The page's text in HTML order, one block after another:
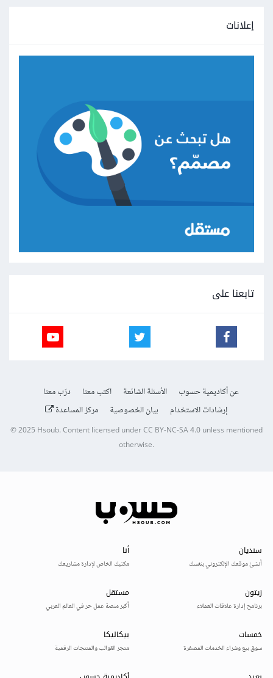
إعلانات
تابعنا على
عن أكاديمية حسوب الأسئلة الشائعة اكتب معنا
درّب معنا
إرشادات الاستخدام
بيان الخصوصية مركز المساعدة
© 2025Hsoub.Content licensed underCC BY-NC-SA 4.0unless mentioned
otherwise.